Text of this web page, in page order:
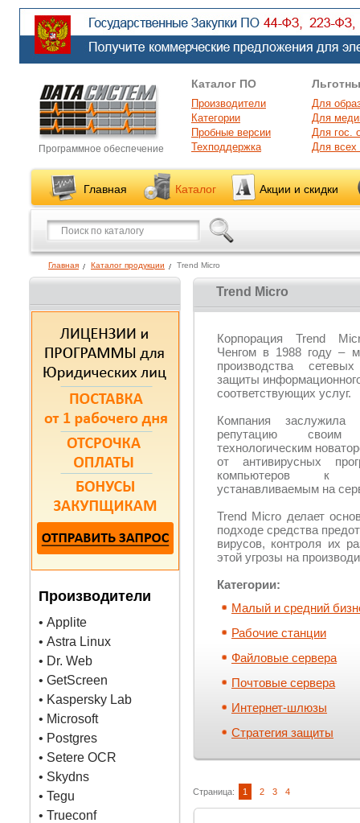
Программное обеспечение
Каталог ПО
Производители
Категории
Пробные версии
Техподдержка
Для
Для
Для гос.
Для
Главная Каталог Акции и скидки
Главная Каталог продукции Trend Micro
Производители
• Applite
• Astra Linux
• Dr. Web
• GetScreen
• Kaspersky Lab
• Microsoft
• Postgres
• Setere OCR
• Skydns
• Tegu
• Trueconf
Trend Micro
Корпорация Trend
Ченгом в 1988 году –
производства
защиты
соответствующих услуг.
Компания
репутацию своим
технологическим
от антивирусных
компьютеров к
устанавливаемым на
Trend Micro делает
подходе средства
вирусов, контроля их
этой угрозы на
Категории:
Малый и средний
Рабочие станции
Файловые сервера
Почтовые сервера
Интернет-шлюзы
Стратегия защиты
Страница: 1 2 3 4